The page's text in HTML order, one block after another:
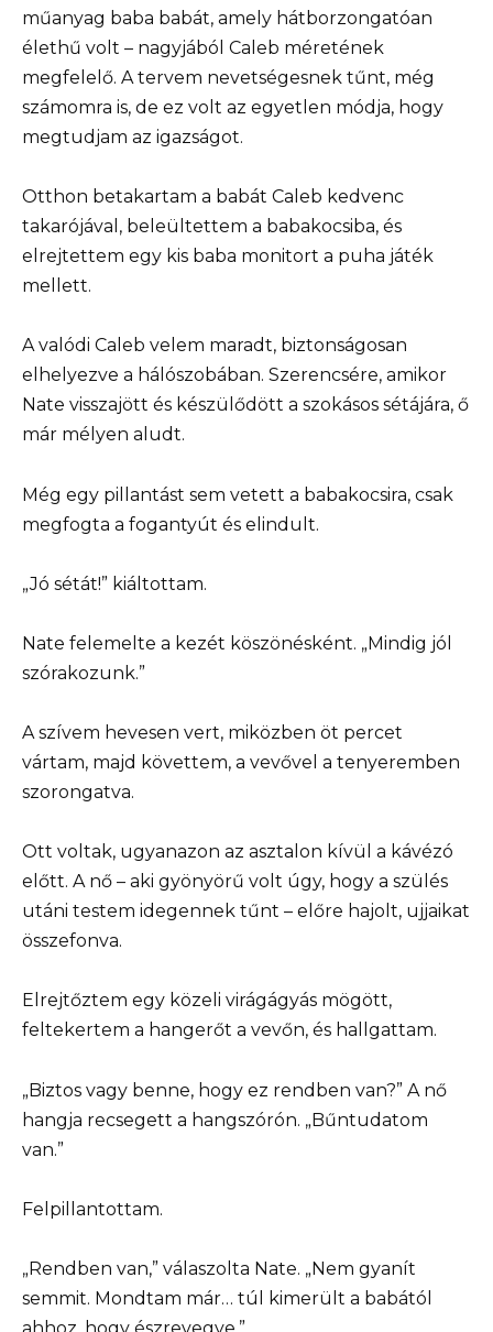
műanyag baba babát, amely hátborzongatóan
élethű volt – nagyjából Caleb méretének
megfelelő. A tervem nevetségesnek tűnt, még
számomra is, de ez volt az egyetlen módja, hogy
megtudjam az igazságot.
Otthon betakartam a babát Caleb kedvenc
takarójával, beleültettem a babakocsiba, és
elrejtettem egy kis baba monitort a puha játék
mellett.
A valódi Caleb velem maradt, biztonságosan
elhelyezve a hálószobában. Szerencsére, amikor
Nate visszajött és készülődött a szokásos sétájára, ő
már mélyen aludt.
Még egy pillantást sem vetett a babakocsira, csak
megfogta a fogantyút és elindult.
„Jó sétát!” kiáltottam.
Nate felemelte a kezét köszönésként. „Mindig jól
szórakozunk.”
A szívem hevesen vert, miközben öt percet
vártam, majd követtem, a vevővel a tenyeremben
szorongatva.
Ott voltak, ugyanazon az asztalon kívül a kávézó
előtt. A nő – aki gyönyörű volt úgy, hogy a szülés
utáni testem idegennek tűnt – előre hajolt, ujjaikat
összefonva.
Elrejtőztem egy közeli virágágyás mögött,
feltekertem a hangerőt a vevőn, és hallgattam.
„Biztos vagy benne, hogy ez rendben van?” A nő
hangja recsegett a hangszórón. „Bűntudatom
van.”
Felpillantottam.
„Rendben van,” válaszolta Nate. „Nem gyanít
semmit. Mondtam már… túl kimerült a babától